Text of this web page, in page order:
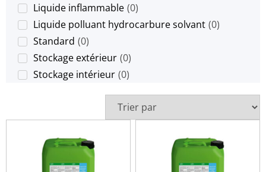
Liquide inflammable (0)
Liquide polluant hydrocarbure solvant (0)
Standard (0)
Stockage extérieur (0)
Stockage intérieur (0)